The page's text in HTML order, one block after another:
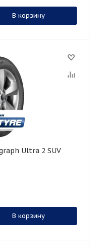
В корзину
В корзину